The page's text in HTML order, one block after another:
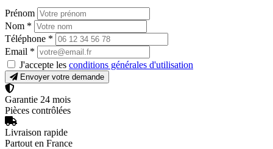
Prénom
Nom *
Téléphone *
Email *
J'accepte les conditions générales d'utilisation
Envoyer votre demande
Garantie 24 mois
Pièces contrôlées
Livraison rapide
Partout en France